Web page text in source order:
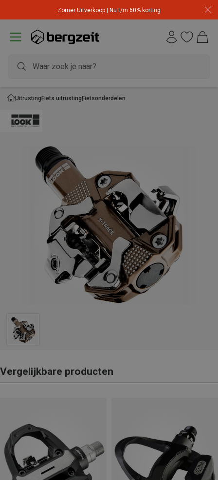
Zomer Uitverkoop | Nu t/m 60% korting
UitrustingFiets uitrustingFietsonderdelen
Vergelijkbare producten